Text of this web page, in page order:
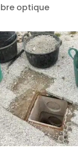
optique